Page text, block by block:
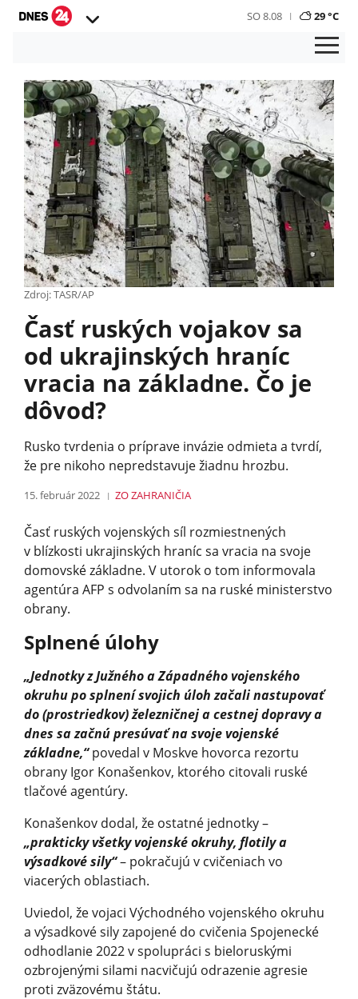
SO 8.08 29 °C
Zdroj: TASR/AP
Časť ruských vojakov sa
od ukrajinských hraníc
vracia na základne. Čo je
dôvod?
Rusko tvrdenia o príprave invázie odmieta a tvrdí,
že pre nikoho nepredstavuje žiadnu hrozbu.
15. február 2022 ZO ZAHRANIČIA
Časť ruských vojenských síl rozmiestnených
v blízkosti ukrajinských hraníc sa vracia na svoje
domovské základne. V utorok o tom informovala
agentúra AFP s odvolaním sa na ruské ministerstvo
obrany.
Splnené úlohy
„Jednotky z Južného a Západného vojenského
okruhu po splnení svojich úloh začali nastupovať
do (prostriedkov) železničnej a cestnej dopravy a
dnes sa začnú presúvať na svoje vojenské
základne,“povedal v Moskve hovorca rezortu
obrany Igor Konašenkov, ktorého citovali ruské
tlačové agentúry.
Konašenkov dodal, že ostatné jednotky –
„prakticky všetky vojenské okruhy, flotily a
výsadkové sily“– pokračujú v cvičeniach vo
viacerých oblastiach.
Uviedol, že vojaci Východného vojenského okruhu
a výsadkové sily zapojené do cvičenia Spojenecké
odhodlanie 2022 v spolupráci s bieloruskými
ozbrojenými silami nacvičujú odrazenie agresie
proti zväzovému štátu.